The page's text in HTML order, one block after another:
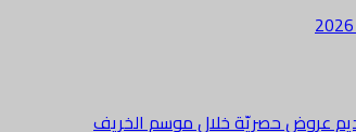
عروض حصريّة خلال موسم الخريف